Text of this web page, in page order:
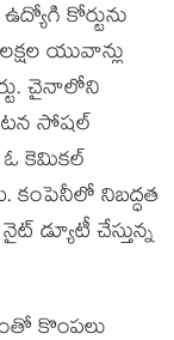
కోర్టును
యువాన్లు
చైనాలోని
సోషల్
కెమికల్
కంపెనీలో నిబద్ధత
డ్యూటీ చేస్తున్న
కొంపలు